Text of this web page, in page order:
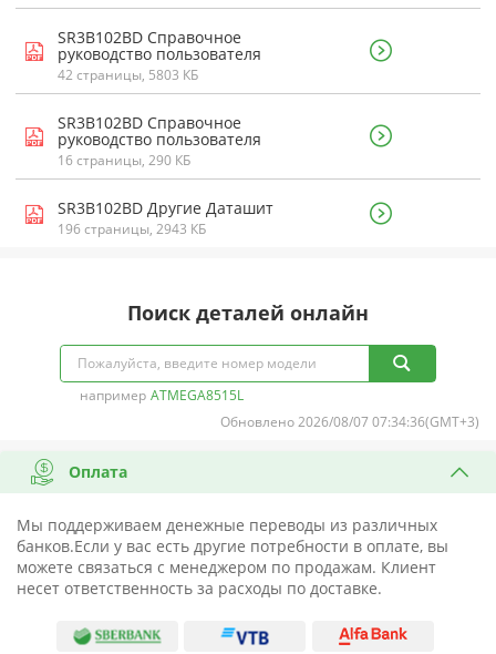
SR3B102BD Справочное
руководство пользователя
42 страницы, 5803 КБ
SR3B102BD Справочное
руководство пользователя
16 страницы, 290 КБ
SR3B102BD Другие Даташит
196 страницы, 2943 КБ
Поиск деталей онлайн
например ATMEGA8515L
Обновлено 2026/08/07 07:34:36(GMT+3)
Оплата
Мы поддерживаем денежные переводы из различных
банков.Если у вас есть другие потребности в оплате, вы
можете связаться с менеджером по продажам. Клиент
несет ответственность за расходы по доставке.